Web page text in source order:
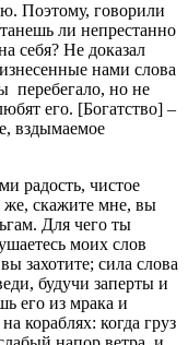
Поэтому, говорили
ли непрестанно
себя? Не доказал
нами слова
перебегало, но не
его. [Богатство] –
вздымаемое
радость, чистое
же, скажите мне, вы
Для чего ты
моих слов
захотите; сила слова
будучи заперты и
его из мрака и
кораблях: когда груз